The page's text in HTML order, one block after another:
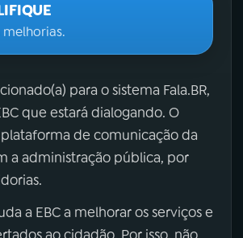
melhorias.
para o sistema Fala.BR,
que estará dialogando. O
plataforma de comunicação da
a administração pública, por
a EBC a melhorar os serviços e